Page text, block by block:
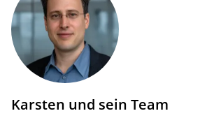
Karsten und sein Team